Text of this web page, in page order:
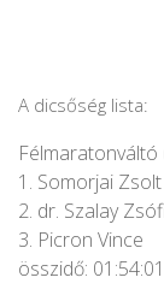
A dicsőség lista:
Félmaratonváltó
1. Somorjai Zsolt
2. dr. Szalay
3. Picron Vince
összidő: 01:54:01